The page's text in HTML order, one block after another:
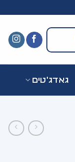
גאדג'טים